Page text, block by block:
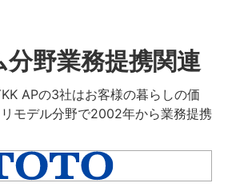
分野業務提携関連
APの3社はお客様の暮らしの価
モデル分野で2002年から業務提携